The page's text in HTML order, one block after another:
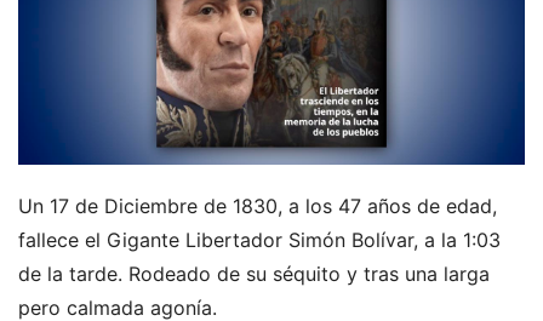
Un 17 de Diciembre de 1830, a los 47 años de edad,
fallece el Gigante Libertador Simón Bolívar, a la 1:03
de la tarde. Rodeado de su séquito y tras una larga
pero calmada agonía.